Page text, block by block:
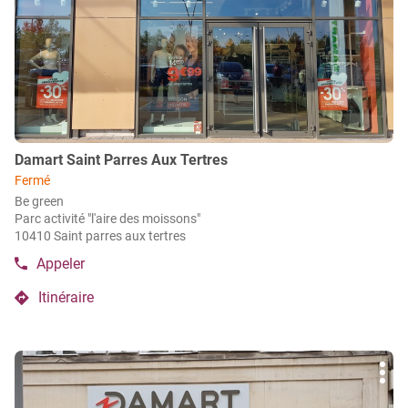
Strasbourg
ENTRÉE
pour
obtenir
de
plus
amples
informations
Point
de
vente
:
Damart Saint Parres Aux Tertres
Fermé
Be green
Parc activité "l'aire des moissons"
10410 Saint parres aux tertres
Appeler
Afficher
le
numéro
du
point
de
Itinéraire
jusqu'au
vente
Damart
Appuyer
sur